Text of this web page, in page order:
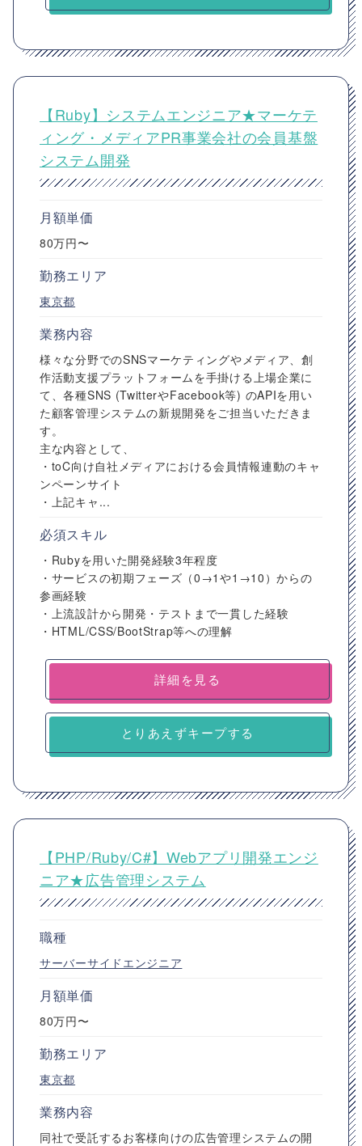
【Ruby】システムエンジニア★マーケテ
ィング・メディアPR事業会社の会員基盤
システム開発
月額単価
80万円〜
勤務エリア
東京都
業務内容
様々な分野でのSNSマーケティングやメディア、創
作活動支援プラットフォームを手掛ける上場企業に
て、各種SNS (TwitterやFacebook等) のAPIを用い
た顧客管理システムの新規開発をご担当いただきま
す。
主な内容として、
・toC向け自社メディアにおける会員情報連動のキャ
ンペーンサイト
・上記キャ...
必須スキル
・Rubyを用いた開発経験3年程度
・サービスの初期フェーズ（0→1や1→10）からの
参画経験
・上流設計から開発・テストまで一貫した経験
・HTML/CSS/BootStrap等への理解
詳細を見る
とりあえずキープする
【PHP/Ruby/C#】Webアプリ開発エンジ
ニア★広告管理システム
職種
サーバーサイドエンジニア
月額単価
80万円〜
勤務エリア
東京都
業務内容
同社で受託するお客様向けの広告管理システムの開